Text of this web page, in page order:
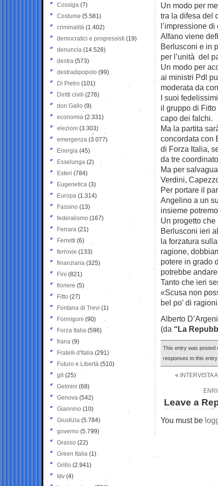
Un modo per
tra la difesa del
l’impressione
Alfano viene
Berlusconi e in
per l’unità del
Un modo per
ai ministri Pdl
moderata da
I suoi
il gruppo di
capo dei falchi.
Ma la partita
concordata con
di Forza Italia,
da tre
Ma per
Verdini,
Per portare il
Angelino a un
insieme
Un progetto
Berlusconi ieri
la forzatura
ragione,
potere in grado
potrebbe
Tanto che ieri
«Scusa non
bel po’ di
Alberto
(da “La
This entry was posted
responses to this
« INTERVISTA
Leave a
You must be
Cossiga (7)
Costume (5.581)
criminalità (1.402)
democratici e progressisti (19)
denuncia (14.528)
destra (573)
destradipopolo (99)
Di Pietro (101)
Diritti civili (276)
don Gallo (9)
economia (2.331)
elezioni (3.303)
emergenza (3.077)
Energia (45)
Esselunga (2)
Esteri (784)
Eugenetica (3)
Europa (1.314)
Fassino (13)
federalismo (167)
Ferrara (21)
Ferretti (6)
ferrovie (133)
finanziaria (325)
Fini (821)
fioriere (5)
Fitto (27)
Fontana di Trevi (1)
Formigoni (90)
Forza Italia (596)
frana (9)
Fratelli d'Italia (291)
Futuro e Libertà (510)
g8 (25)
Gelmini (68)
Genova (542)
Giannino (10)
Giustizia (5.784)
governo (5.799)
Grasso (22)
Green Italia (1)
Grillo (2.941)
Idv (4)